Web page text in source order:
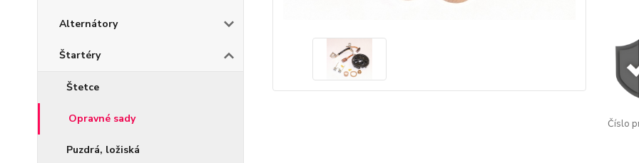
Alternátory
Štartéry
Štetce
Opravné sady
Puzdrá, ložiská
Číslo